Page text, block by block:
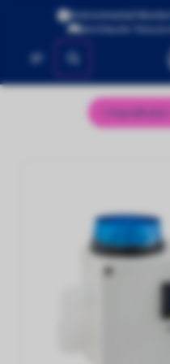
Environmental
Worldwide
No se
Handheld